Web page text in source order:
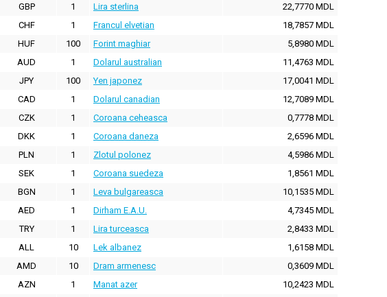
GBP
1 Lira sterlina
22,7770 MDL
CHF
1 Francul elvetian
18,7857 MDL
HUF
100 Forint maghiar
5,8980 MDL
AUD
1 Dolarul australian
11,4763 MDL
JPY
100 Yen japonez
17,0041 MDL
CAD
1 Dolarul canadian
12,7089 MDL
CZK
1 Coroana ceheasca
0,7778 MDL
DKK
1 Coroana daneza
2,6596 MDL
PLN
1 Zlotul polonez
4,5986 MDL
SEK
1 Coroana suedeza
1,8561 MDL
BGN
1 Leva bulgareasca
10,1535 MDL
AED
1 Dirham E.A.U.
4,7345 MDL
TRY
1 Lira turceasca
2,8433 MDL
ALL
10 Lek albanez
1,6158 MDL
AMD
10 Dram armenesc
0,3609 MDL
AZN
1 Manat azer
10,2423 MDL